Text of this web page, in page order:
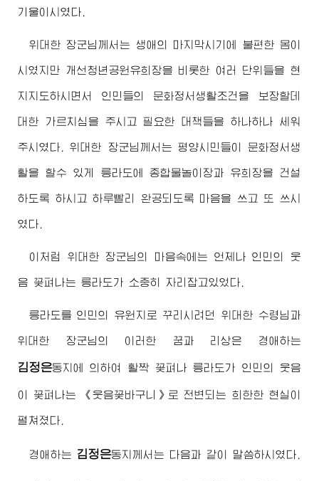
기울이시였다.
위대한 장군님께서는 생애의 마지막시기에 불편한 몸이
시였지만 개선청년공원유희장을 비롯한 여러 단위들을 현
지지도하시면서 인민들의 문화정서생활조건을 보장할데
대한 가르치심을 주시고 필요한 대책들을 하나하나 세워
주시였다.위대한 장군님께서 는 평양시민들이 문화정서생
활을 할수 있게 릉라도에 종합물놀이장과 유희장을 건설
하도록 하시고 하루빨리 완공되도록 마음을 쓰고 또 쓰시
였다.
이처럼 위대한 장군님의 마음속에는 언제나 인민의 웃
음 꽃펴나는 릉라도가 소중히 자리잡고있었다.
릉라도를 인민의 유원지로 꾸리시려던 위대한 수령님 과
위대한 장군님 의 이러한 꿈과 리상은 경애하는
김정은동지 에 의하여 활짝 꽃펴나 릉라도가 인민의 웃음
이 꽃펴나는 《웃음꽃바구니》로 전변되는 희한한 현실이
펼쳐졌다.
경애하는 김정은동지 께서는 다음과 같이 말씀하시였다.